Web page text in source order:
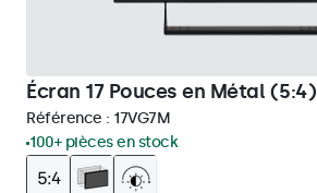
Écran 17 Pouces en Métal (5:4)
Référence : 17VG7M
100+ pièces en stock